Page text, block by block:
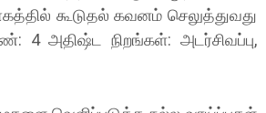
கூடுதல் கவனம் செலுத்துவது
4 அதிஷ்ட நிறங்கள்: அடர்சிவப்பு,